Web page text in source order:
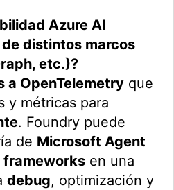
Azure AI
distintos marcos
etc.)?
a OpenTelemetry que
y métricas para
. Foundry puede
de Microsoft Agent
frameworks en una
debug, optimización y